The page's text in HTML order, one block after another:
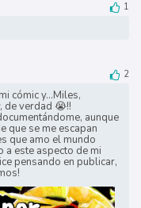
1
2
cómic y...Miles,
de verdad 😭!!
aunque
que se me escapan
que amo el mundo
a este aspecto de mi
pensando en publicar,